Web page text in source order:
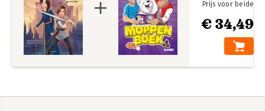
€ 34,49
Prijs voor beide